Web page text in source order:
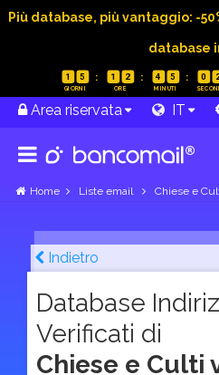
Più database, più vantaggio: -
database
1 5 1 2 4 5 0
Area riservata IT
Home Liste email Chiese e
Indietro
Database
Verificati di
Chiese e Culti